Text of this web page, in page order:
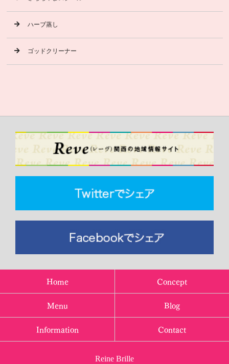
ハーブ蒸し
ゴッドクリーナー
Home
Concept
Menu
Blog
Information
Contact
Reine Brille